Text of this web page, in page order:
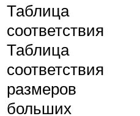
Таблица
соответствия
Таблица
соответствия
размеров
больших